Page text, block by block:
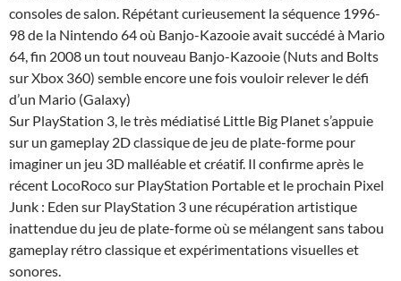
consoles de salon. Répétant curieusement la séquence 1996-
98 de la Nintendo 64 où Banjo-Kazooie avait succédé à Mario
64, fin 2008 un tout nouveau Banjo-Kazooie (Nuts and Bolts
sur Xbox 360) semble encore une fois vouloir relever le défi
d’un Mario (Galaxy)
Sur PlayStation 3, le très médiatisé Little Big Planet s’appuie
sur un gameplay 2D classique de jeu de plate-forme pour
imaginer un jeu 3D malléable et créatif. Il confirme après le
récent LocoRoco sur PlayStation Portable et le prochain Pixel
Junk : Eden sur PlayStation 3 une récupération artistique
inattendue du jeu de plate-forme où se mélangent sans tabou
gameplay rétro classique et expérimentations visuelles et
sonores.